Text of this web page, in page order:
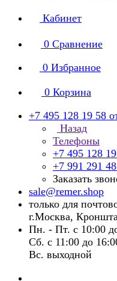
Кабинет
0 Сравнение
0 Избранное
0 Корзина
+7 495 128 19 58
Назад
Телефоны
+7 495 128
+7 991 291
Заказать
sale@remer.shop
только для
г.Москва,
Пн. - Пт. с 10:00
Сб. с 11:00 до
Вс. выходной